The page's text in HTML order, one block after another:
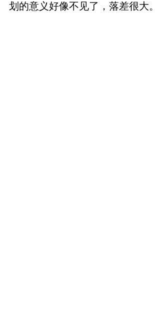
划的意义好像不见了，落差很大。